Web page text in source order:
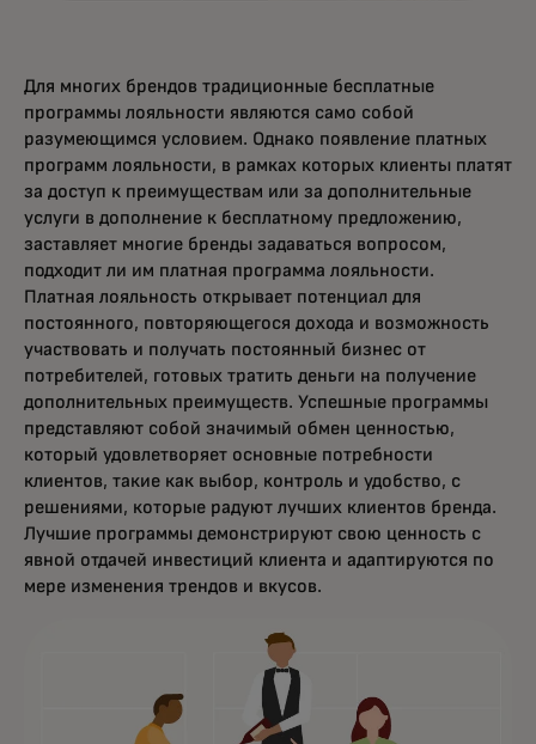
Для многих брендов традиционные бесплатные
программы лояльности являются само собой
разумеющимся условием. Однако появление платных
программ лояльности, в рамках которых клиенты платят
за доступ к преимуществам или за дополнительные
услуги в дополнение к бесплатному предложению,
заставляет многие бренды задаваться вопросом,
подходит ли им платная программа лояльности.
Платная лояльность открывает потенциал для
постоянного, повторяющегося дохода и возможность
участвовать и получать постоянный бизнес от
потребителей, готовых тратить деньги на получение
дополнительных преимуществ. Успешные программы
представляют собой значимый обмен ценностью,
который удовлетворяет основные потребности
клиентов, такие как выбор, контроль и удобство, с
решениями, которые радуют лучших клиентов бренда.
Лучшие программы демонстрируют свою ценность с
явной отдачей инвестиций клиента и адаптируются по
мере изменения трендов и вкусов.